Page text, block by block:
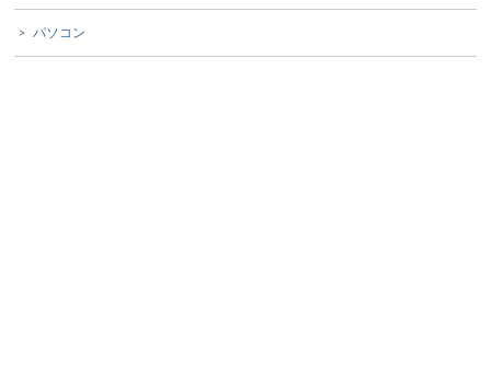
パソコン